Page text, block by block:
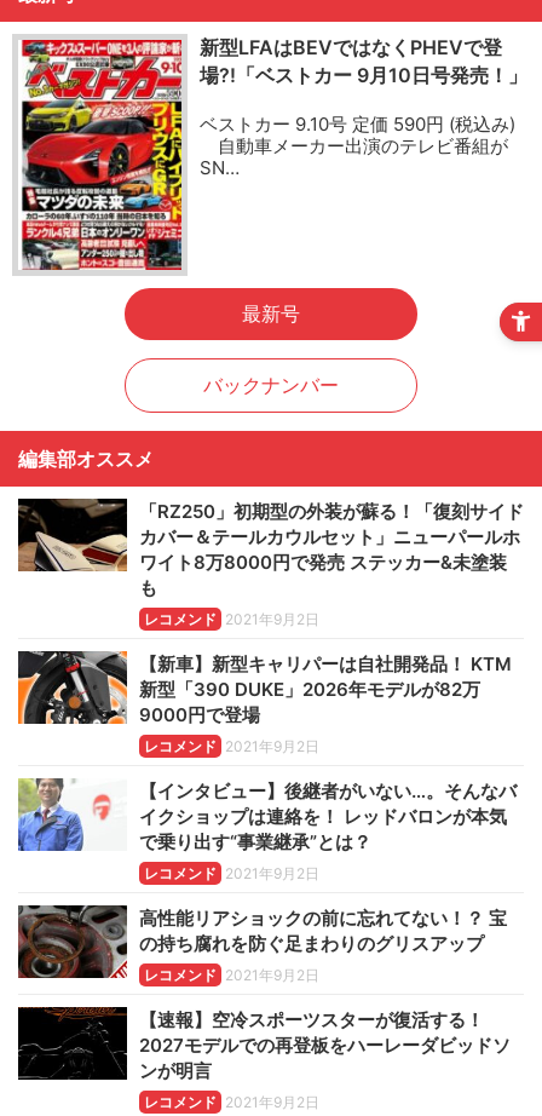
新型LFAはBEVではなくPHEVで登
場?!「ベストカー 9月10日号発売！」
ベストカー 9.10号 定価 590円 (税込み)
自動車メーカー出演のテレビ番組が
SN…
最新号
バックナンバー
編集部オススメ
「RZ250」初期型の外装が蘇る！「復刻サイド
カバー＆テールカウルセット」ニューパールホ
ワイト8万8000円で発売 ステッカー&未塗装
も
レコメンド 2021年9月2日
【新車】新型キャリパーは自社開発品！ KTM
新型「390 DUKE」2026年モデルが82万
9000円で登場
レコメンド 2021年9月2日
【インタビュー】後継者がいない…。そんなバ
イクショップは連絡を！ レッドバロンが本気
で乗り出す“事業継承”とは？
レコメンド 2021年9月2日
高性能リアショックの前に忘れてない！？ 宝
の持ち腐れを防ぐ足まわりのグリスアップ
レコメンド 2021年9月2日
【速報】空冷スポーツスターが復活する！
2027モデルでの再登板をハーレーダビッドソ
ンが明言
レコメンド 2021年9月2日